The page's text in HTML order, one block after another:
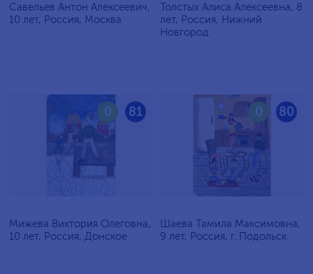
Савельев Антон Алексеевич,
10 лет, Россия, Москва
Толстых Алиса Алексеевна, 8
лет, Россия, Нижний
Новгород
81
0
Мижева Виктория Олеговна,
10 лет, Россия, Донское
80
0
Шаева Тамила Максимовна,
9 лет, Россия, г. Подольск